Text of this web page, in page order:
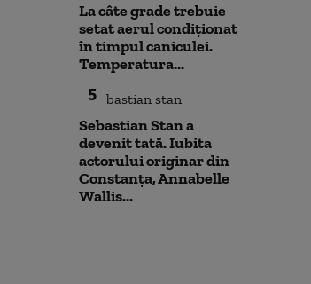
La câte grade trebuie
setat aerul condiționat
în timpul caniculei.
Temperatura...
5
Sebastian Stan a
devenit tată. Iubita
actorului originar din
Constanța, Annabelle
Wallis...